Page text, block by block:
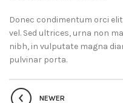
Donec condimentum orci
vel. Sed ultrices, urna non
nibh, in vulputate magna
pulvinar porta.
NEWER